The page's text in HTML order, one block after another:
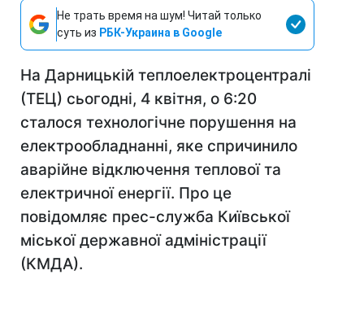
Не трать время на шум! Читай только
суть из РБК-Украина в Google
На Дарницькій теплоелектроцентралі
(ТЕЦ) сьогодні, 4 квітня, о 6:20
сталося технологічне порушення на
електрообладнанні, яке спричинило
аварійне відключення теплової та
електричної енергії. Про це
повідомляє прес-служба Київської
міської державної адміністрації
(КМДА).